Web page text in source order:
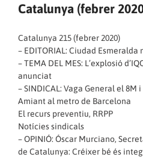
Catalunya (febrer
Catalunya 215 (febrer 2020)
– EDITORIAL: Ciudad
– TEMA DEL MES: L’explosió
anunciat
– SINDICAL: Vaga General el 8M i
Amiant al metro de Barcelona
El recurs preventiu, RRPP
Notícies sindicals
– OPINIÓ: Óscar Murciano,
de Catalunya: Créixer bé és